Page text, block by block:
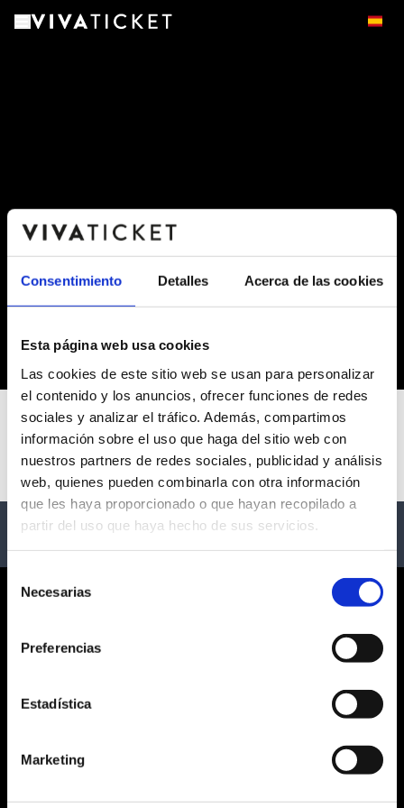
Consentimiento Detalles Acerca de las cookies
Esta página web usa cookies
Las cookies de este sitio web se usan para personalizar
el contenido y los anuncios, ofrecer funciones de redes
sociales y analizar el tráfico. Además, compartimos
información sobre el uso que haga del sitio web con
nuestros partners de redes sociales, publicidad y análisis
web, quienes pueden combinarla con otra información
que les haya proporcionado o que hayan recopilado a
partir del uso que haya hecho de sus servicios.
Necesarias
Preferencias
Estadística
Marketing
No events available
ABOUT US
LEGAL NOTICE
COOKIES POLICY
CUSTOMER SERVICE